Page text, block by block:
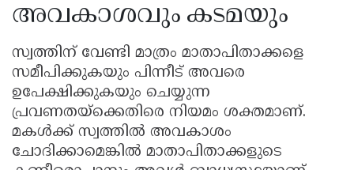
അവകാശവും കടമയും
സ്വത്തിന് വേണ്ടി മാത്രം മാതാപിതാക്കളെ
സമീപിക്കുകയും പിന്നീട് അവരെ
ഉപേക്ഷിക്കുകയും ചെയ്യുന്ന
പ്രവണതയ്ക്കെതിരെ നിയമം ശക്തമാണ്.
മകൾക്ക് സ്വത്തിൽ അവകാശം
ചോദിക്കാമെങ്കിൽ മാതാപിതാക്കളുടെ